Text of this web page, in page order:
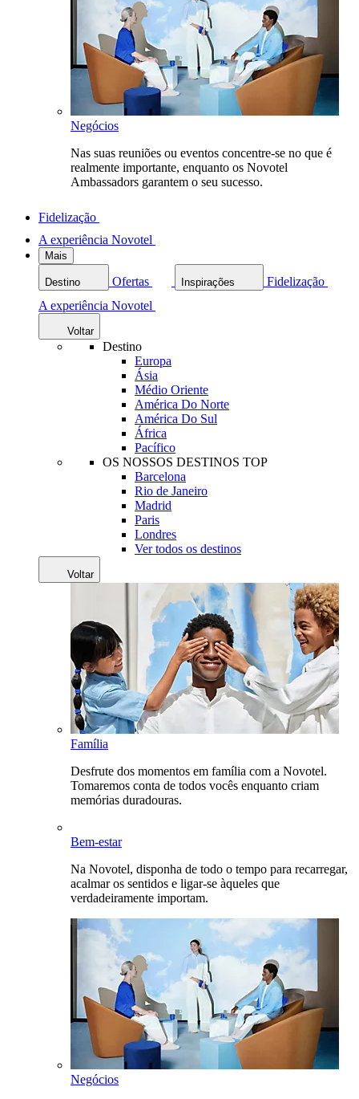
Negócios
Nas suas reuniões ou eventos concentre-se no que é
realmente importante, enquanto os Novotel
Ambassadors garantem o seu sucesso.
Fidelização
A experiência Novotel
Mais
Destino Ofertas Inspirações
Fidelização
A experiência Novotel
Voltar
Destino
Europa
Ásia
Médio Oriente
América Do Norte
América Do Sul
África
Pacífico
OS NOSSOS DESTINOS TOP
Barcelona
Rio de Janeiro
Madrid
Paris
Londres
Ver todos os destinos
Voltar
Família
Desfrute dos momentos em família com a Novotel.
Tomaremos conta de todos vocês enquanto criam
memórias duradouras.
Bem-estar
Na Novotel, disponha de todo o tempo para recarregar,
acalmar os sentidos e ligar-se àqueles que
verdadeiramente importam.
Negócios